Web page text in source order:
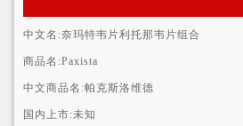
中文名:奈玛特韦片利托那韦片组合
商品名:Paxista
中文商品名:帕克斯洛维德
国内上市:未知